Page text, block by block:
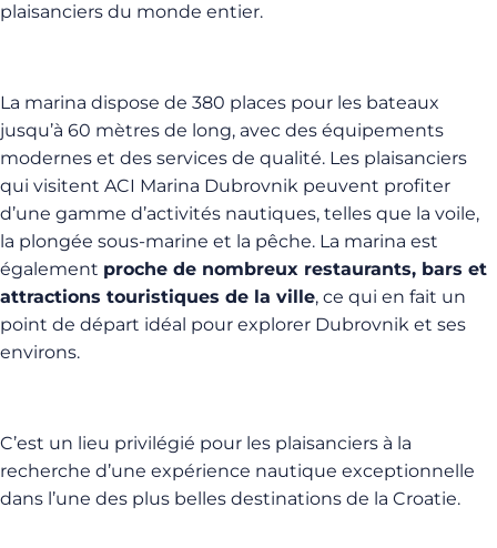
plaisanciers du monde entier.
La marina dispose de 380 places pour les bateaux
jusqu’à 60 mètres de long, avec des équipements
modernes et des services de qualité. Les plaisanciers
qui visitent ACI Marina Dubrovnik peuvent profiter
d’une gamme d’activités nautiques, telles que la voile,
la plongée sous-marine et la pêche. La marina est
également proche de nombreux restaurants, bars et
attractions touristiques de la ville, ce qui en fait un
point de départ idéal pour explorer Dubrovnik et ses
environs.
C’est un lieu privilégié pour les plaisanciers à la
recherche d’une expérience nautique exceptionnelle
dans l’une des plus belles destinations de la Croatie.